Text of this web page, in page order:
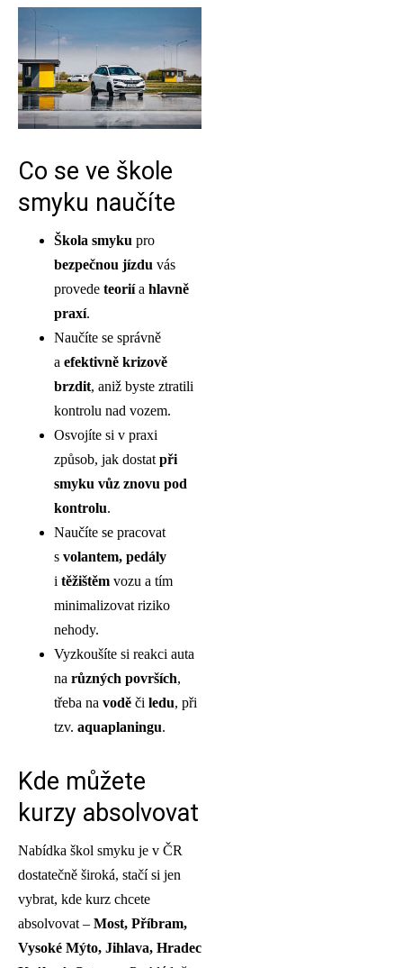
Co se ve škole
smyku naučíte
Škola smyku pro
bezpečnou jízdu vás
provede teoriía hlavně
praxí.
Naučíte se správně
a efektivně krizově
brzdit, aniž byste ztratili
kontrolu nad vozem.
Osvojíte si v praxi
způsob, jak dostatpři
smyku vůz znovu pod
kontrolu.
Naučíte se pracovat
s volantem, pedály
i těžištěm vozu a tím
minimalizovat riziko
nehody.
Vyzkoušíte si reakci auta
na různých površích,
třeba na vodě či ledu, při
tzv. aquaplaningu.
Kde můžete
kurzy absolvovat
Nabídka škol smyku je v ČR
dostatečně široká, stačí si jen
vybrat, kde kurz chcete
absolvovat – Most, Příbram,
Vysoké Mýto, Jihlava, Hradec